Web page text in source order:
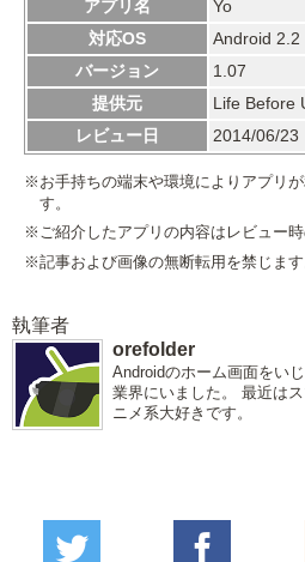
アプリ名
Yo
対応OS
Android 2.2
バージョン
1.07
提供元
Life Before
レビュー日
2014/06/23
※お手持ちの端末や環境によりアプリ
す。
※ご紹介したアプリの内容はレビュー時
※記事および画像の無断転用を禁じます
執筆者
orefolder
Androidのホーム画面をい
業界にいました。 最近は
ニメ系大好きです。